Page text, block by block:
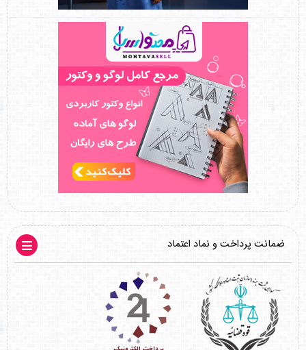
ضمانت پرداخت و نماد اعتماد